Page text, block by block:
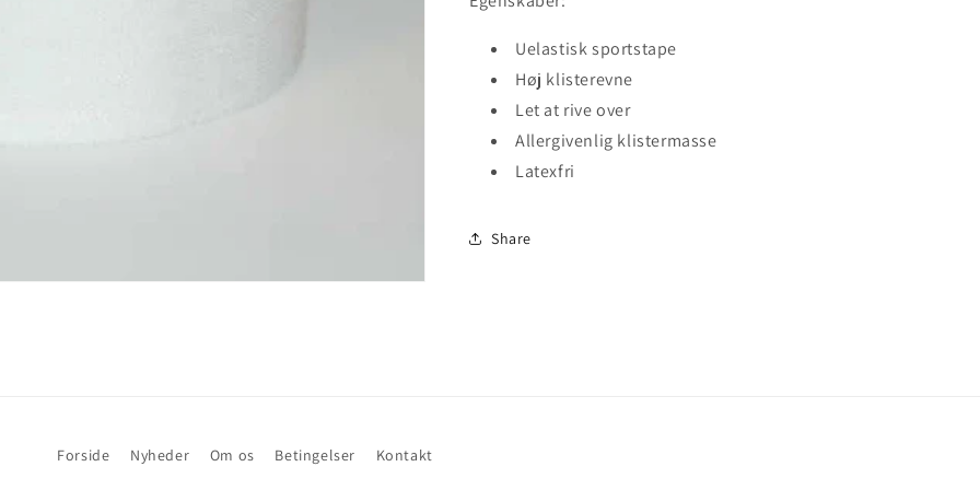
Uelastisk sportstape
Høj klisterevne
Let at rive over
Allergivenlig klistermasse
Latexfri
Share
Forside Nyheder Om os Betingelser Kontakt